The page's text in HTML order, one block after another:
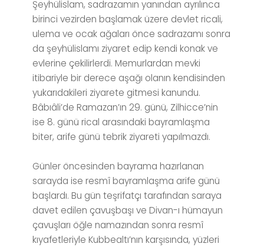
Şeyhülislam, sadrazamın yanından ayrılınca
birinci vezirden başlamak üzere devlet ricali,
ulema ve ocak ağaları önce sadrazamı sonra
da şeyhülislamı ziyaret edip kendi konak ve
evlerine çekilirlerdi. Memurlardan mevki
itibariyle bir derece aşağı olanın kendisinden
yukarıdakileri ziyarete gitmesi kanundu.
Bâbıâli’de Ramazan’ın 29. günü, Zilhicce’nin
ise 8. günü rical arasındaki bayramlaşma
biter, arife günü tebrik ziyareti yapılmazdı.
Günler öncesinden bayrama hazırlanan
sarayda ise resmî bayramlaşma arife günü
başlardı. Bu gün teşrifatçı tarafından saraya
davet edilen çavuşbaşı ve Divan-ı hümayun
çavuşları öğle namazından sonra resmî
kıyafetleriyle Kubbealtı’nın karşısında, yüzleri